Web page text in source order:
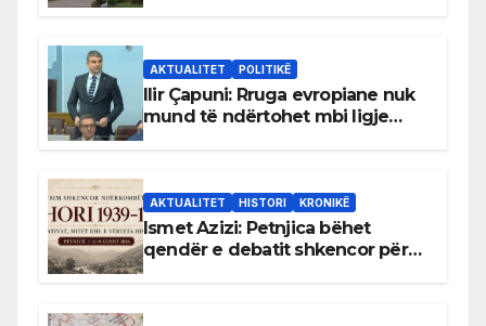
AKTUALITET POLITIKË
Ilir Çapuni: Rruga evropiane nuk
mund të ndërtohet mbi ligje
AKTUALITET HISTORI KRONIKË
Ismet Azizi: Petnjica bëhet
qendër e debatit shkencor për